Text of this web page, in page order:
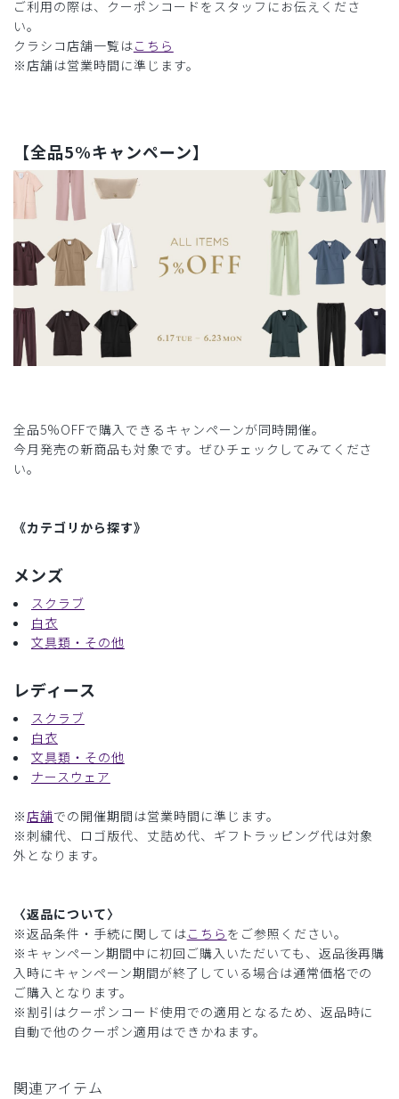
ご利用の際は、クーポンコードをスタッフにお伝えくださ
い。
クラシコ店舗一覧はこちら
※店舗は営業時間に準じます。
【全品5%キャンペーン】
全品5%OFFで購入できるキャンペーンが同時開催。
今月発売の新商品も対象です。ぜひチェックしてみてくださ
い。
《カテゴリから探す》
メンズ
スクラブ
白衣
文具類・その他
レディース
スクラブ
白衣
文具類・その他
ナースウェア
※ 店舗での開催期間は営業時間に準じます。
※刺繍代、ロゴ版代、丈詰め代、ギフトラッピング代は対象
外となります。
〈返品について〉
※返品条件・手続に関してはこちら をご参照ください。
※キャンペーン期間中に初回ご購入いただいても、返品後再購
入時にキャンペーン期間が終了している場合は通常価格での
ご購入となります。
※割引はクーポンコード使用での適用となるため、返品時に
自動で他のクーポン適用はできかねます。
関連アイテム